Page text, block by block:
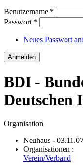
Benutzername *
Passwort *
Neues Passwort
BDI -
Deutschen
Organisation
Neuhaus -
Organisationen :
Verein/Verband